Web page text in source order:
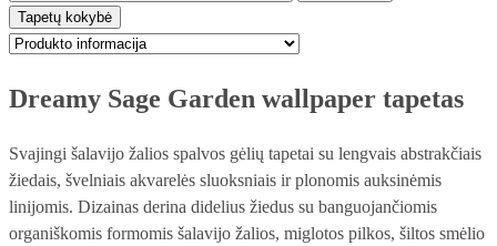
Tapetų kokybė
Dreamy Sage Garden wallpaper tapetas
Svajingi šalavijo žalios spalvos gėlių tapetai su lengvais abstrakčiais
žiedais, švelniais akvarelės sluoksniais ir plonomis auksinėmis
linijomis. Dizainas derina didelius žiedus su banguojančiomis
organiškomis formomis šalavijo žalios, miglotos pilkos, šiltos smėlio